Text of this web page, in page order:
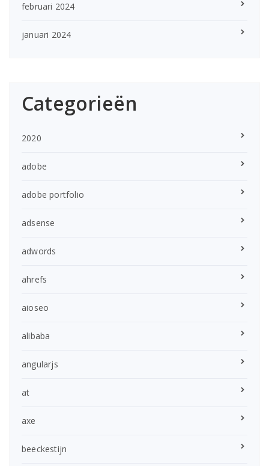
februari 2024
januari 2024
Categorieën
2020
adobe
adobe portfolio
adsense
adwords
ahrefs
aioseo
alibaba
angularjs
at
axe
beeckestijn